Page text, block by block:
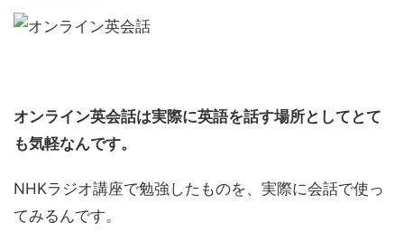
オンライン英会話は実際に英語を話す場所としてとて
も気軽なんです。
NHKラジオ講座で勉強したものを、実際に会話で使っ
てみるんです。